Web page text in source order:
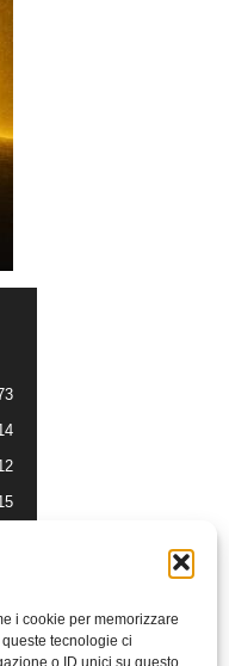
i cookie per memorizzare
tecnologie ci
o ID unici su questo